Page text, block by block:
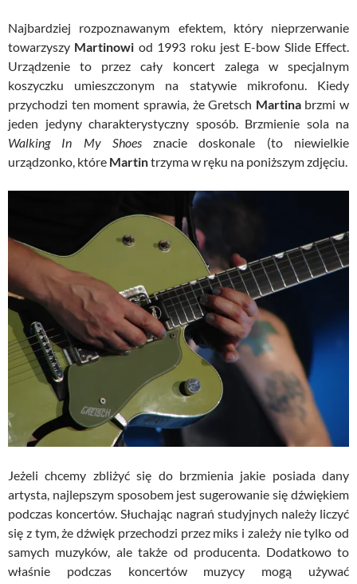
Najbardziej rozpoznawanym efektem, który nieprzerwanie
towarzyszy Martinowi od 1993 roku jest E-bow Slide Effect.
Urządzenie to przez cały koncert zalega w specjalnym
koszyczku umieszczonym na statywie mikrofonu. Kiedy
przychodzi ten moment sprawia, że Gretsch Martinabrzmi w
jeden jedyny charakterystyczny sposób. Brzmienie sola na
Walking In My Shoesznacie doskonale (to niewielkie
urządzonko, które Martintrzyma w ręku na poniższym zdjęciu.
Jeżeli chcemy zbliżyć się do brzmienia jakie posiada dany
artysta, najlepszym sposobem jest sugerowanie się dźwiękiem
podczas koncertów. Słuchając nagrań studyjnych należy liczyć
się z tym, że dźwięk przechodzi przez miks i zależy nie tylko od
samych muzyków, ale także od producenta. Dodatkowo to
właśnie podczas koncertów muzycy mogą używać